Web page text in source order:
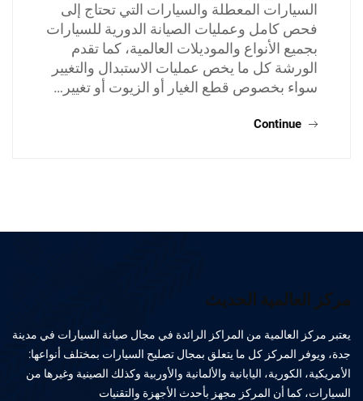
السيارات المعطلة والسيارات التي تحتاج إلى
فحص كامل وعمليات الصيانة الدورية للسيارات
بجميع الأنواع والموديلات العالمية، كما تقدم
الورشة كل ما يخص عمليات الاستبدال والتغيير
سواء بخصوص قطع الغيار أو الزيوت أو تغيير…
Continue
مركز العالمية الحديث
يعتبر مركز العالمية من المراكز الرائدة في مجال صيانة السيارات في مدينة
جدة، ويوفر المركز كل ما يتعلق بمجال تصليح السيارات بمختلف أنواعها:
الأمريكية، الكورية، اليابانية والألمانية والأوربية وكذلك الصينية وغيرها من
السيارات، كما أن المركز مجهز بأحدث الأجهزة والتقنيات